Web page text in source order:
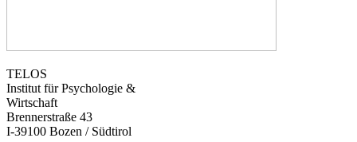
TELOS
Institut für Psychologie &
Wirtschaft
Brennerstraße 43
I-39100 Bozen / Südtirol